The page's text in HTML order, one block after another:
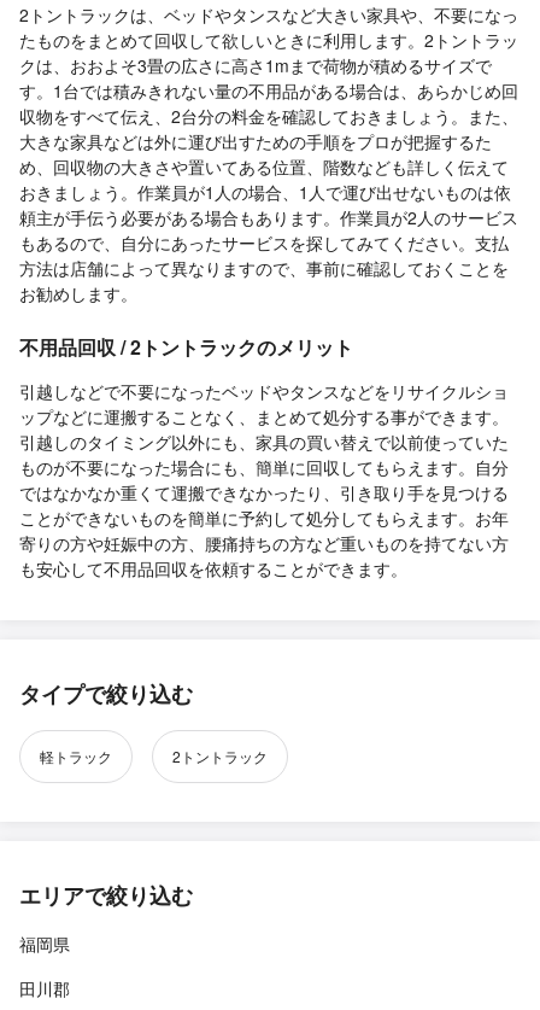
2トントラックは、ベッドやタンスなど大きい家具や、不要になっ
たものをまとめて回収して欲しいときに利用します。2トントラッ
クは、おおよそ3畳の広さに高さ1mまで荷物が積めるサイズで
す。1台では積みきれない量の不用品がある場合は、あらかじめ回
収物をすべて伝え、2台分の料金を確認しておきましょう。また、
大きな家具などは外に運び出すための手順をプロが把握するた
め、回収物の大きさや置いてある位置、階数なども詳しく伝えて
おきましょう。作業員が1人の場合、1人で運び出せないものは依
頼主が手伝う必要がある場合もあります。作業員が2人のサービス
もあるので、自分にあったサービスを探してみてください。支払
方法は店舗によって異なりますので、事前に確認しておくことを
お勧めします。
不用品回収 / 2トントラックのメリット
引越しなどで不要になったベッドやタンスなどをリサイクルショ
ップなどに運搬することなく、まとめて処分する事ができます。
引越しのタイミング以外にも、家具の買い替えで以前使っていた
ものが不要になった場合にも、簡単に回収してもらえます。自分
ではなかなか重くて運搬できなかったり、引き取り手を見つける
ことができないものを簡単に予約して処分してもらえます。お年
寄りの方や妊娠中の方、腰痛持ちの方など重いものを持てない方
も安心して不用品回収を依頼することができます。
タイプで絞り込む
軽トラック 2トントラック
エリアで絞り込む
福岡県
田川郡